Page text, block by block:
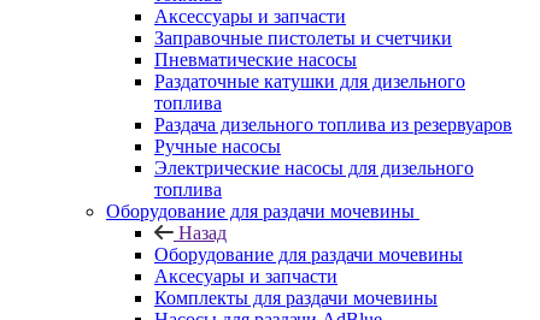
Аксессуары и запчасти
Заправочные пистолеты и счетчики
Пневматические насосы
Раздаточные катушки для дизельного
топлива
Раздача дизельного топлива из резервуаров
Ручные насосы
Электрические насосы для дизельного
топлива
Оборудование для раздачи мочевины
Назад
Оборудование для раздачи мочевины
Аксесуары и запчасти
Комплекты для раздачи мочевины